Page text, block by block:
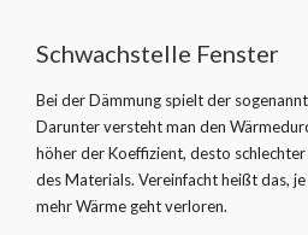
Schwachstelle Fenster
Bei der Dämmung spielt der
Darunter versteht man den
höher der Koeffizient, desto
des Materials. Vereinfacht heißt das,
mehr Wärme geht verloren.